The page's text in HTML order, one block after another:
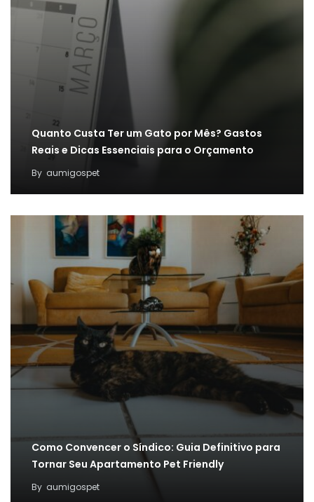
Quanto Custa Ter um Gato por Mês? Gastos
Reais e Dicas Essenciais para o Orçamento
By aumigospet
Como Convencer o Síndico: Guia Definitivo para
Tornar Seu Apartamento Pet Friendly
By aumigospet